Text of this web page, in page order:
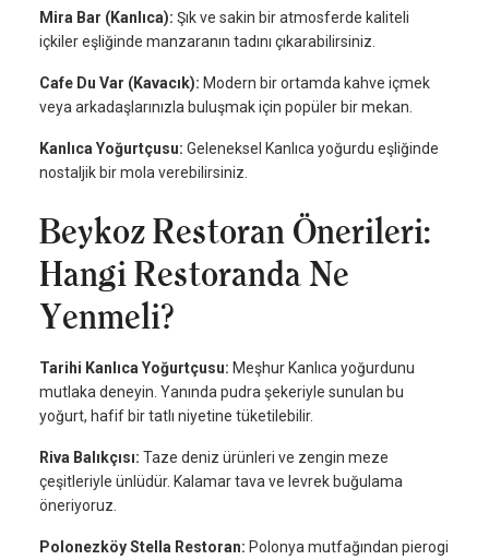
Mira Bar (Kanlıca): Şık ve sakin bir atmosferde kaliteli
içkiler eşliğinde manzaranın tadını çıkarabilirsiniz.
Cafe Du Var (Kavacık): Modern bir ortamda kahve içmek
veya arkadaşlarınızla buluşmak için popüler bir mekan.
Kanlıca Yoğurtçusu: Geleneksel Kanlıca yoğurdu eşliğinde
nostaljik bir mola verebilirsiniz.
Beykoz Restoran Önerileri:
Hangi Restoranda Ne
Yenmeli?
Tarihi Kanlıca Yoğurtçusu: Meşhur Kanlıca yoğurdunu
mutlaka deneyin. Yanında pudra şekeriyle sunulan bu
yoğurt, hafif bir tatlı niyetine tüketilebilir.
Riva Balıkçısı: Taze deniz ürünleri ve zengin meze
çeşitleriyle ünlüdür. Kalamar tava ve levrek buğulama
öneriyoruz.
Polonezköy Stella Restoran: Polonya mutfağından pierogi